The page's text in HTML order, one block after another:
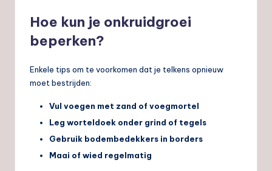
Hoe kun je onkruidgroei
beperken?
Enkele tips om te voorkomen dat je telkens opnieuw
moet bestrijden:
Vul voegen met zand of voegmortel
Leg worteldoek onder grind of tegels
Gebruik bodembedekkers in borders
Maai of wied regelmatig